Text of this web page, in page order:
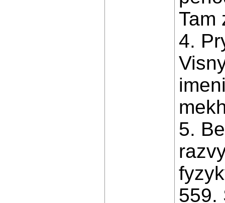
Tam
4.
5.
559.